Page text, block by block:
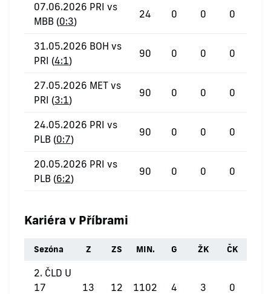
07.06.2026 PRI vs
MBB (0:3)
24 0 0 0
31.05.2026 BOH vs
PRI (4:1)
90 0 0 0
27.05.2026 MET vs
PRI (3:1)
90 0 0 0
24.05.2026 PRI vs
PLB (0:7)
90 0 0 0
20.05.2026 PRI vs
PLB (6:2)
90 0 0 0
Kariéra v Příbrami
Sezóna Z ZS MIN. G ŽK ČK
2. ČLD U
17
13 12 1102 4 3 0